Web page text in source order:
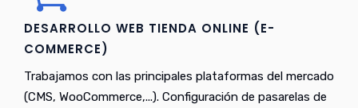
DESARROLLO WEB TIENDA ONLINE (E-
COMMERCE)
Trabajamos con las principales plataformas del mercado
(CMS, WooCommerce,...). Configuración de pasarelas de